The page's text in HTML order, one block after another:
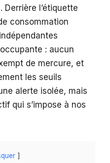
l’étiquette
consommation
: aucun
de mercure, et
les seuils
alerte isolée, mais
qui s’impose à nos